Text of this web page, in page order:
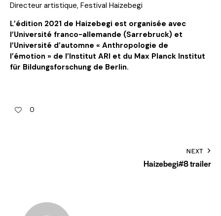
Directeur artistique, Festival Haizebegi
L’édition 2021 de Haizebegi est organisée avec
l’Université franco-allemande (Sarrebruck) et
l’Université d’automne « Anthropologie de
l’émotion » de l’Institut ARI et du Max Planck Institut
für Bildungsforschung de Berlin.
0
NEXT
Haizebegi#8 trailer